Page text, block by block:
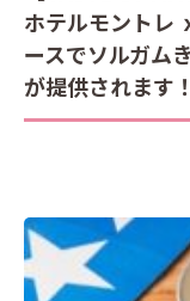
ホテルモントレ
ースでソルガム
が提供されます！